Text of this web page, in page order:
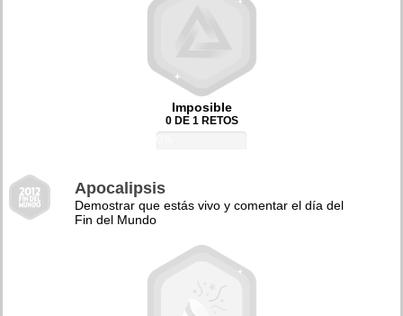
Imposible
0 DE 1 RETOS
Apocalipsis
Demostrar que estás vivo y comentar el día del
Fin del Mundo